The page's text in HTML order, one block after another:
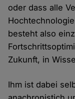
oder dass alle
besteht also
Zukunft, in
Ihm ist dabei